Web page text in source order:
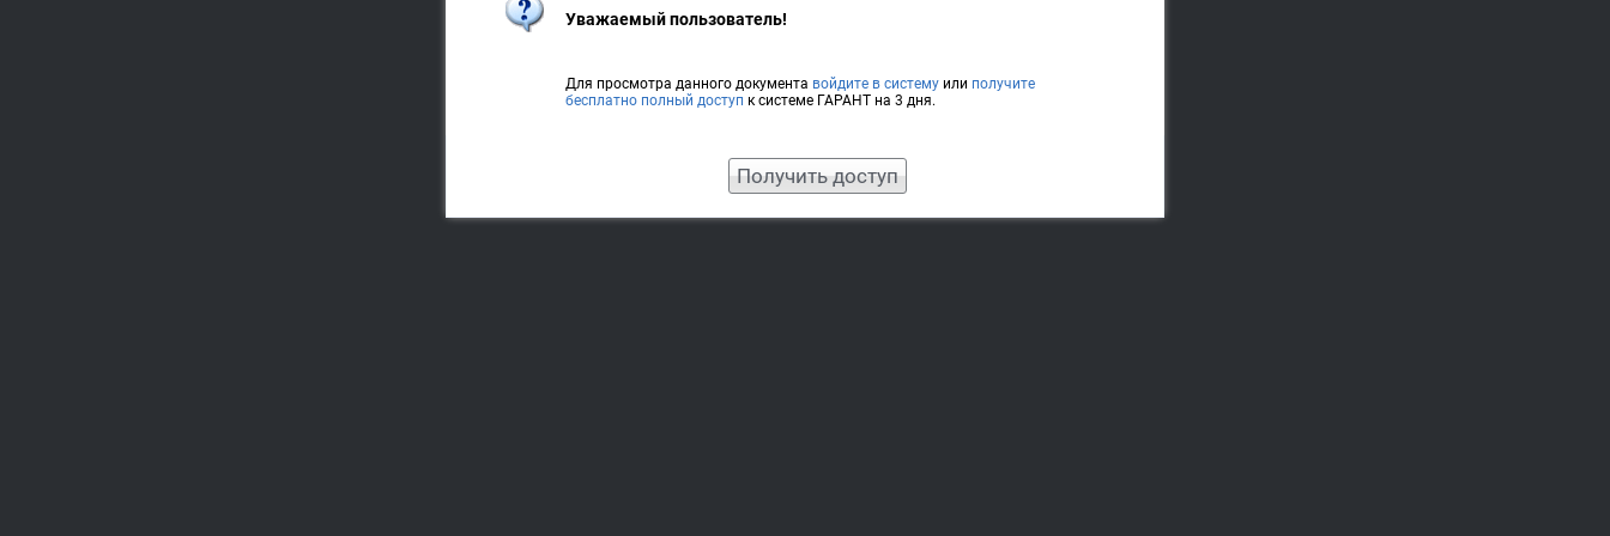
Уважаемый пользователь!
Для просмотра данного документа войдите в систему или получите
бесплатно полный доступ к системе ГАРАНТ на 3 дня.
Получить доступ